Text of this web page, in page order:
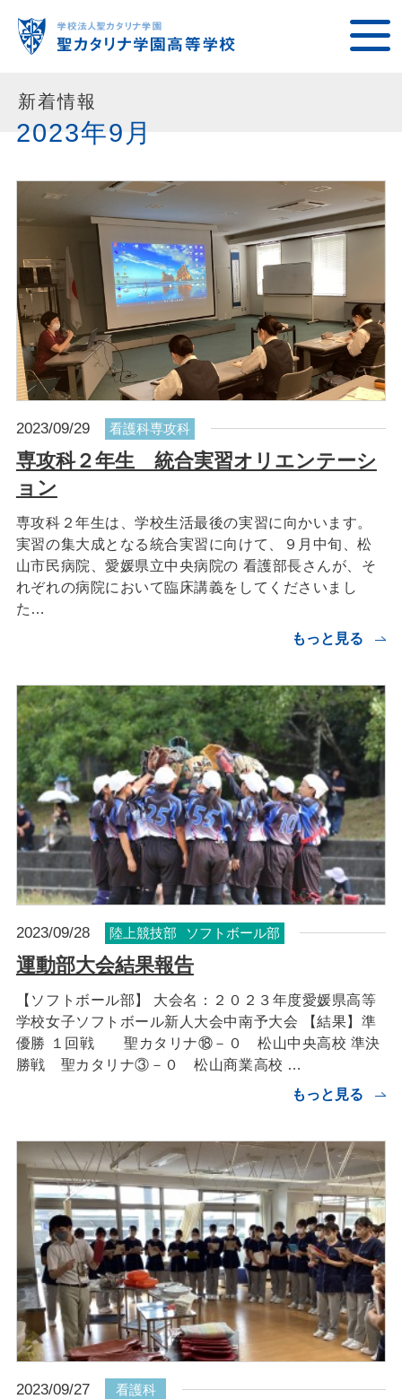
新着情報
2023年9月
2023/09/29 看護科専攻科
専攻科２年生 統合実習オリエンテーシ
ョン
専攻科２年生は、学校生活最後の実習に向かいます。
実習の集大成となる統合実習に向けて、９月中旬、松
山市民病院、愛媛県立中央病院の 看護部長さんが、そ
れぞれの病院において臨床講義をしてくださいまし
た…
もっと見る
2023/09/28 陸上競技部 ソフトボール部
運動部大会結果報告
【ソフトボール部】 大会名：２０２３年度愛媛県高等
学校女子ソフトボール新人大会中南予大会 【結果】準
優勝 １回戦 聖カタリナ⑱－０ 松山中央高校 準決
勝戦 聖カタリナ③－０ 松山商業高校 …
もっと見る
2023/09/27 看護科